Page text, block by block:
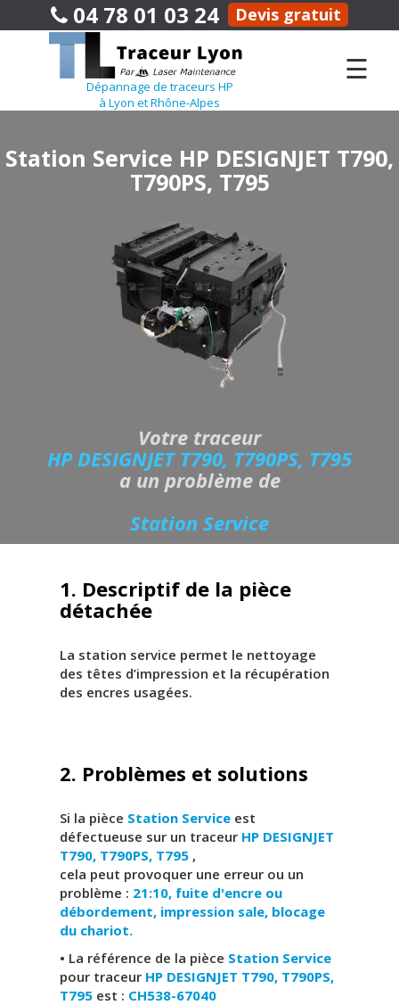
04 78 01 03 24 Devis gratuit
Dépannage de traceurs HP
à Lyon et Rhône-Alpes
☰
Station Service HP DESIGNJET T790,
T790PS, T795
Votre traceur
HP DESIGNJET T790, T790PS, T795
a un problème de
Station Service
1. Descriptif de la pièce
détachée
La station service permet le nettoyage
des têtes d’impression et la récupération
des encres usagées.
2. Problèmes et solutions
Si la pièce Station Service est
défectueuse sur un traceur HP DESIGNJET
T790, T790PS, T795 ,
cela peut provoquer une erreur ou un
problème : 21:10, fuite d'encre ou
débordement, impression sale, blocage
du chariot.
• La référence de la pièce Station Service
pour traceur HP DESIGNJET T790, T790PS,
T795 est : CH538-67040